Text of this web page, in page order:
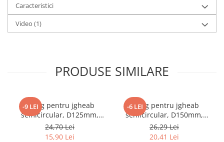
Caracteristici
Video (1)
PRODUSE SIMILARE
-9 LEI
Carlig pentru jgheab
semicircular, D125mm,
ZINCAT
24,70 Lei
15,90 Lei
-6 LEI
Carlig pentru jgheab
semicircular, D150mm,
ZINCAT
26,29 Lei
20,41 Lei